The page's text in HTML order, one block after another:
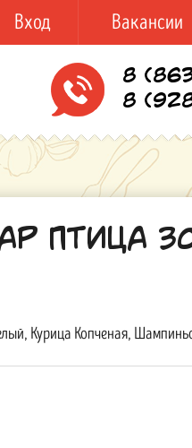
Вход Вакансии
8
8
Птица
Курица Копченая,